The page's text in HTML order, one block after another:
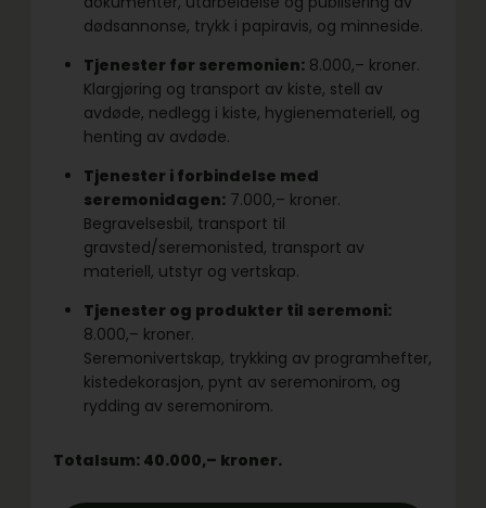
dødsannonse, trykk i papiravis, og minneside.
Tjenester før seremonien: 8.000,– kroner.
Klargjøring og transport av kiste, stell av
avdøde, nedlegg i kiste, hygienemateriell, og
henting av avdøde.
Tjenester i forbindelse med
seremonidagen: 7.000,– kroner.
Begravelsesbil, transport til
gravsted/seremonisted, transport av
materiell, utstyr og vertskap.
Tjenester og produkter til seremoni:
8.000,– kroner.
Seremonivertskap, trykking av programhefter,
kistedekorasjon, pynt av seremonirom, og
rydding av seremonirom.
Totalsum: 40.000,– kroner.